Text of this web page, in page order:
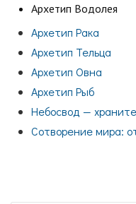
Архетип Водолея
Архетип Рака
Архетип Тельца
Архетип Овна
Архетип Рыб
Небосвод —
Сотворение мира: